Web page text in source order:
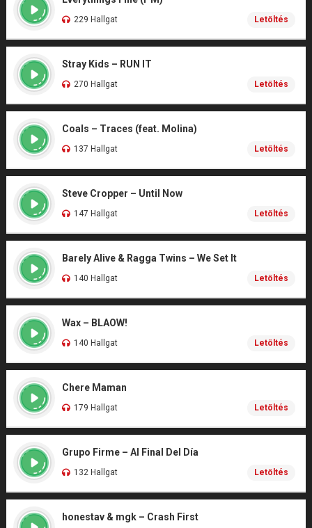
229 Hallgat Letöltés
Stray Kids – RUN IT
270 Hallgat Letöltés
Coals – Traces (feat. Molina)
137 Hallgat Letöltés
Steve Cropper – Until Now
147 Hallgat Letöltés
Barely Alive & Ragga Twins – We Set It
140 Hallgat Letöltés
Wax – BLAOW!
140 Hallgat Letöltés
Chere Maman
179 Hallgat Letöltés
Grupo Firme – Al Final Del Día
132 Hallgat Letöltés
honestav & mgk – Crash First